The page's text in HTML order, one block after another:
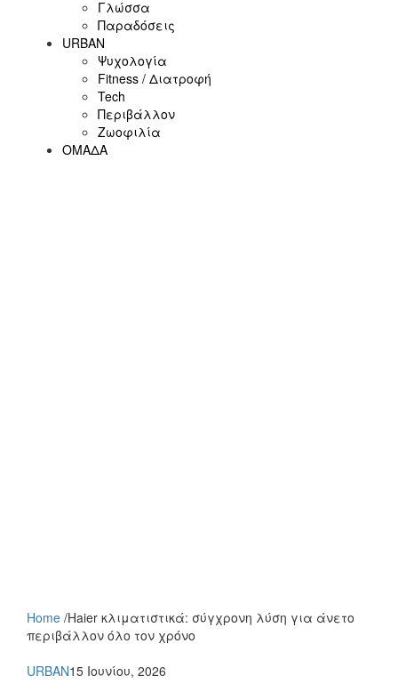
Γλώσσα
Παραδόσεις
URBAN
Ψυχολογία
Fitness / Διατροφή
Tech
Περιβάλλον
Ζωοφιλία
ΟΜΑΔΑ
Home /Haier κλιματιστικά: σύγχρονη λύση για άνετο
περιβάλλον όλο τον χρόνο
URBAN15 Ιουνίου, 2026